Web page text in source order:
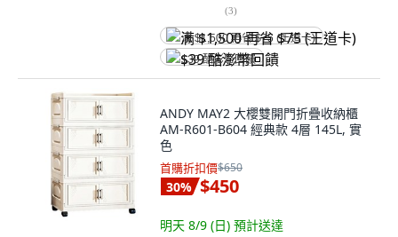
(3)
满 $1,500 再省 $75 (王道卡)
$39 酷澎幣回饋
ANDY MAY2 大櫻雙開門折疊收納櫃
AM-R601-B604 經典款 4層 145L, 實
色
首購折扣價$650
30% $450
明天 8/9 (日) 預計送達